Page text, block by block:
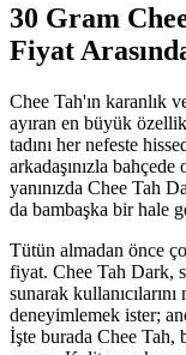
30 Gram
Fiyat
Chee Tah'ın karanlık
ayıran en büyük
tadını her nefeste
arkadaşınızla
yanınızda Chee Tah
da bambaşka bir hale
Tütün almadan önce
fiyat. Chee Tah Dark,
sunarak
deneyimlemek ister;
İşte burada Chee Tah,